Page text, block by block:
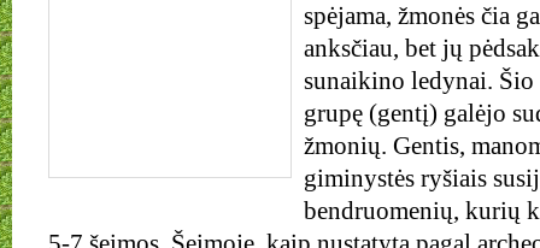
spėjama, žmonės čia
anksčiau, bet jų
sunaikino ledynai.
grupę (gentį) galėjo
žmonių. Gentis,
giminystės ryšiais
bendruomenių, kurių